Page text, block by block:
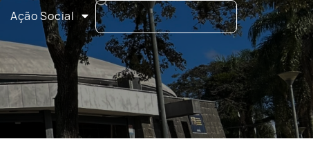
Ação Social